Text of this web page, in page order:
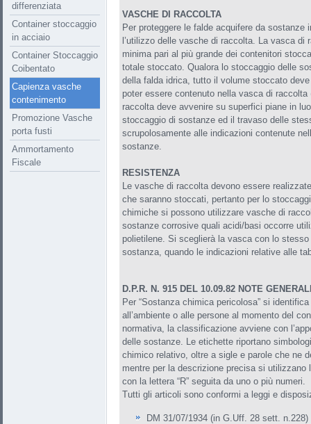
VASCHE DI RACCOLTA
Per proteggere le falde acquifere da sostanze
l’utilizzo delle vasche di raccolta. La vasca di
minima pari al più grande dei contenitori
totale stoccato. Qualora lo stoccaggio delle
della falda idrica, tutto il volume stoccato deve
poter essere contenuto nella vasca di raccolta
raccolta deve avvenire su superfici piane in
stoccaggio di sostanze ed il travaso delle
scrupolosamente alle indicazioni contenute
sostanze.
RESISTENZA
Le vasche di raccolta devono essere
che saranno stoccati, pertanto per lo
chimiche si possono utilizzare vasche di
sostanze corrosive quali acidi/basi occorre
polietilene. Si sceglierà la vasca con lo
sostanza, quando le indicazioni relative alle
D.P.R. N. 915 DEL 10.09.82 NOTE
Per “Sostanza chimica pericolosa” si
all’ambiente o alle persone al momento del
normativa, la classificazione avviene con
delle sostanze. Le etichette riportano
chimico relativo, oltre a sigle e parole che ne
mentre per la descrizione precisa si utilizzano
con la lettera “R” seguita da uno o più numeri.
Tutti gli articoli sono conformi a leggi e
DM 31/07/1934 (in G.Uff. 28 sett. n.228)
differenziata
Container stoccaggio
in acciaio
Container Stoccaggio
Coibentato
Capienza vasche
contenimento
Promozione Vasche
porta fusti
Ammortamento
Fiscale